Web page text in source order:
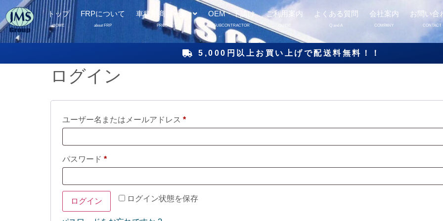
トップ
HOME
FRPについて
about FRP
車種別商品一覧
PRODUCT
OEM・下請け
SUBCONTRACTOR
ご利用案内 よくある質問
Q and A
会社案内
COMPANY
お問い合
CONTACT
5,000円以上お買い上げで配送料無料！！
ログイン
ユーザー名またはメールアドレス *
パスワード *
ログイン状態を保存
ログイン